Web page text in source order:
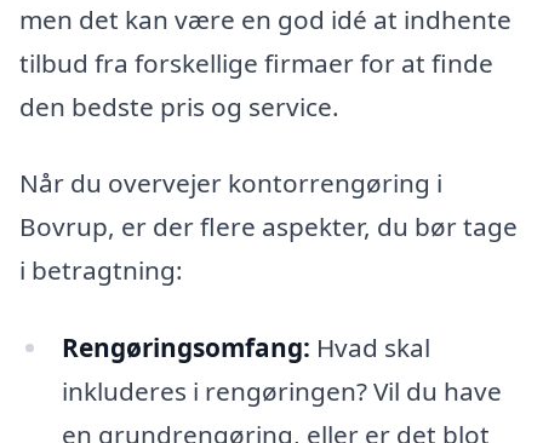
men det kan være en god idé at indhente
tilbud fra forskellige firmaer for at finde
den bedste pris og service.
Når du overvejer kontorrengøring i
Bovrup, er der flere aspekter, du bør tage
i betragtning:
Rengøringsomfang: Hvad skal
inkluderes i rengøringen? Vil du have
en grundrengøring, eller er det blot